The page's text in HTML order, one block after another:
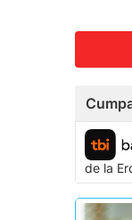
de la